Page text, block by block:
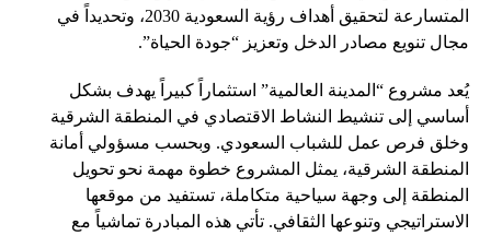
المتسارعة لتحقيق أهداف رؤية السعودية 2030، وتحديداً في
مجال تنويع مصادر الدخل وتعزيز “جودة الحياة”.
يُعد مشروع “المدينة العالمية” استثماراً كبيراً يهدف بشكل
أساسي إلى تنشيط النشاط الاقتصادي في المنطقة الشرقية
وخلق فرص عمل للشباب السعودي. وبحسب مسؤولي أمانة
المنطقة الشرقية، يمثل المشروع خطوة مهمة نحو تحويل
المنطقة إلى وجهة سياحية متكاملة، تستفيد من موقعها
الاستراتيجي وتنوعها الثقافي. تأتي هذه المبادرة تماشياً مع